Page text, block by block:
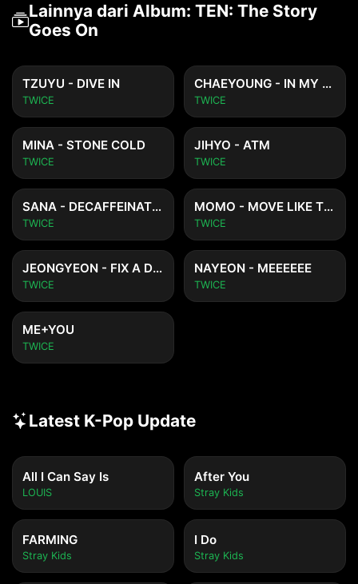
Lainnya dari Album: TEN: The Story
Goes On
TZUYU - DIVE IN
TWICE
CHAEYOUNG - IN MY ROOM
TWICE
MINA - STONE COLD
TWICE
JIHYO - ATM
TWICE
SANA - DECAFFEINATED
TWICE
MOMO - MOVE LIKE THAT
TWICE
JEONGYEON - FIX A DRINK
TWICE
NAYEON - MEEEEEE
TWICE
ME+YOU
TWICE
Latest K-Pop Update
All I Can Say Is
LOUIS
After You
Stray Kids
FARMING
Stray Kids
I Do
Stray Kids